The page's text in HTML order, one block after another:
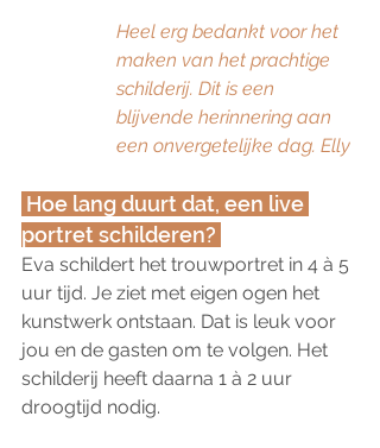
Heel erg bedankt voor het
maken van het prachtige
schilderij. Dit is een
blijvende herinnering aan
een onvergetelijke dag. Elly
portret schilderen?
Eva schildert het trouwportret in 4 à 5
uur tijd. Je ziet met eigen ogen het
kunstwerk ontstaan. Dat is leuk voor
jou en de gasten om te volgen. Het
schilderij heeft daarna 1 à 2 uur
droogtijd nodig.